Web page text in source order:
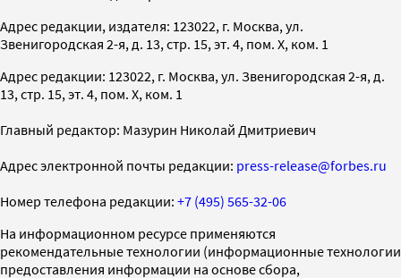
Адрес редакции, издателя: 123022, г. Москва, ул.
Звенигородская 2-я, д. 13, стр. 15, эт. 4, пом. X, ком. 1
Адрес редакции: 123022, г. Москва, ул. Звенигородская 2-я, д.
13, стр. 15, эт. 4, пом. X, ком. 1
Главный редактор: Мазурин Николай Дмитриевич
Адрес электронной почты редакции: press-release@forbes.ru
Номер телефона редакции: +7 (495) 565-32-06
На информационном ресурсе применяются
рекомендательные технологии (информационные технологии
предоставления информации на основе сбора,